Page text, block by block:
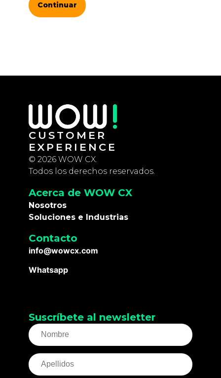
Continuar
CUSTOMER
EXPERIENCE
© 2026 WOW CX.
Todos los derechos reservados.
Acerca de WOW CX
Nosotros
Soluciones e Industrias
Contacto
info@wowcx.com
Whatsapp
Suscríbete al newsletter